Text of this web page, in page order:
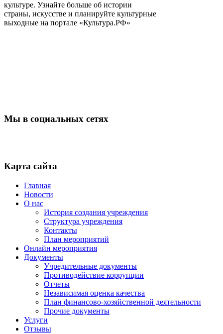
культуре. Узнайте больше об истории
страны, искусстве и планируйте культурные
выходные на портале «Культура.РФ»
Мы в социальных сетях
Карта сайта
Главная
Новости
О нас
История создания учреждения
Структура учреждения
Контакты
План мероприятий
Онлайн мероприятия
Документы
Учредительные документы
Противодействие коррупции
Отчеты
Независимая оценка качества
План финансово-хозяйственной деятельности
Прочие документы
Услуги
Отзывы